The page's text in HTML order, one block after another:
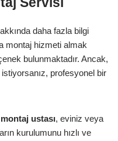
daha fazla bilgi
montaj hizmeti almak
bulunmaktadır. Ancak,
profesyonel bir
ustası, eviniz veya
kurulumunu hızlı ve